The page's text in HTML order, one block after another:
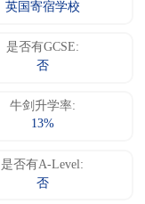
英国寄宿学校
是否有GCSE:
否
牛剑升学率:
13%
是否有A-Level:
否